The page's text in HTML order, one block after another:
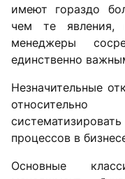
имеют гораздо
чем те явления,
менеджеры
единственно
Незначительные
относительно
процессов в
Основные